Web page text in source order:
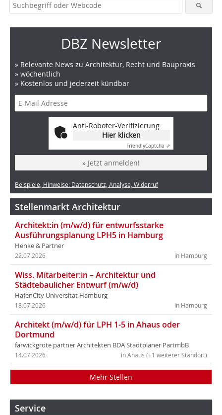
DBZ Newsletter
» Relevante News zu Architektur, Recht und Baupraxis
» wöchentlich
» Kostenlos und jederzeit kündbar
Anti-Roboter-Verifizierung
Hier klicken
FriendlyCaptcha ⇗
» Jetzt anmelden!
Beispiele, Hinweise: Datenschutz, Analyse, Widerruf
Stellenmarkt Architektur
Architekt:in (m/w/d) für entwurfsstarke
Ausführungsplanung LPH5 in Hamburg
Henke & Partner
in Hamburg
22.07.2026
Wiss. Mitarbeiter:in – Architektur und
Städtebaulicher Entwurf (m/w/d)
HafenCity Universität Hamburg
in Hamburg
18.07.2026
Architekt (m/w/d) für LPH 1-5 in Ahaus oder
Dortmund
farwickgrote partner Architekten BDA Stadtplaner PartmbB
in Ahaus (+1 weiterer Standort)
14.07.2026
Mehr Stellen
Service